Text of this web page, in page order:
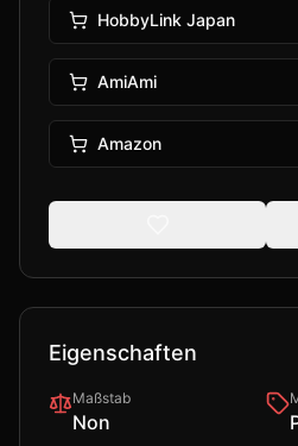
HobbyLink Japan
AmiAmi
Amazon
Eigenschaften
Maßstab
Non